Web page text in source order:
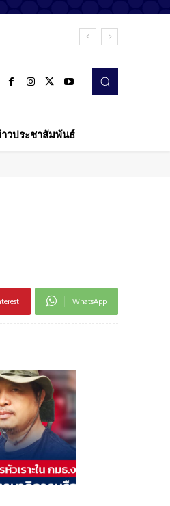
วประชาสัมพันธ์
WhatsApp